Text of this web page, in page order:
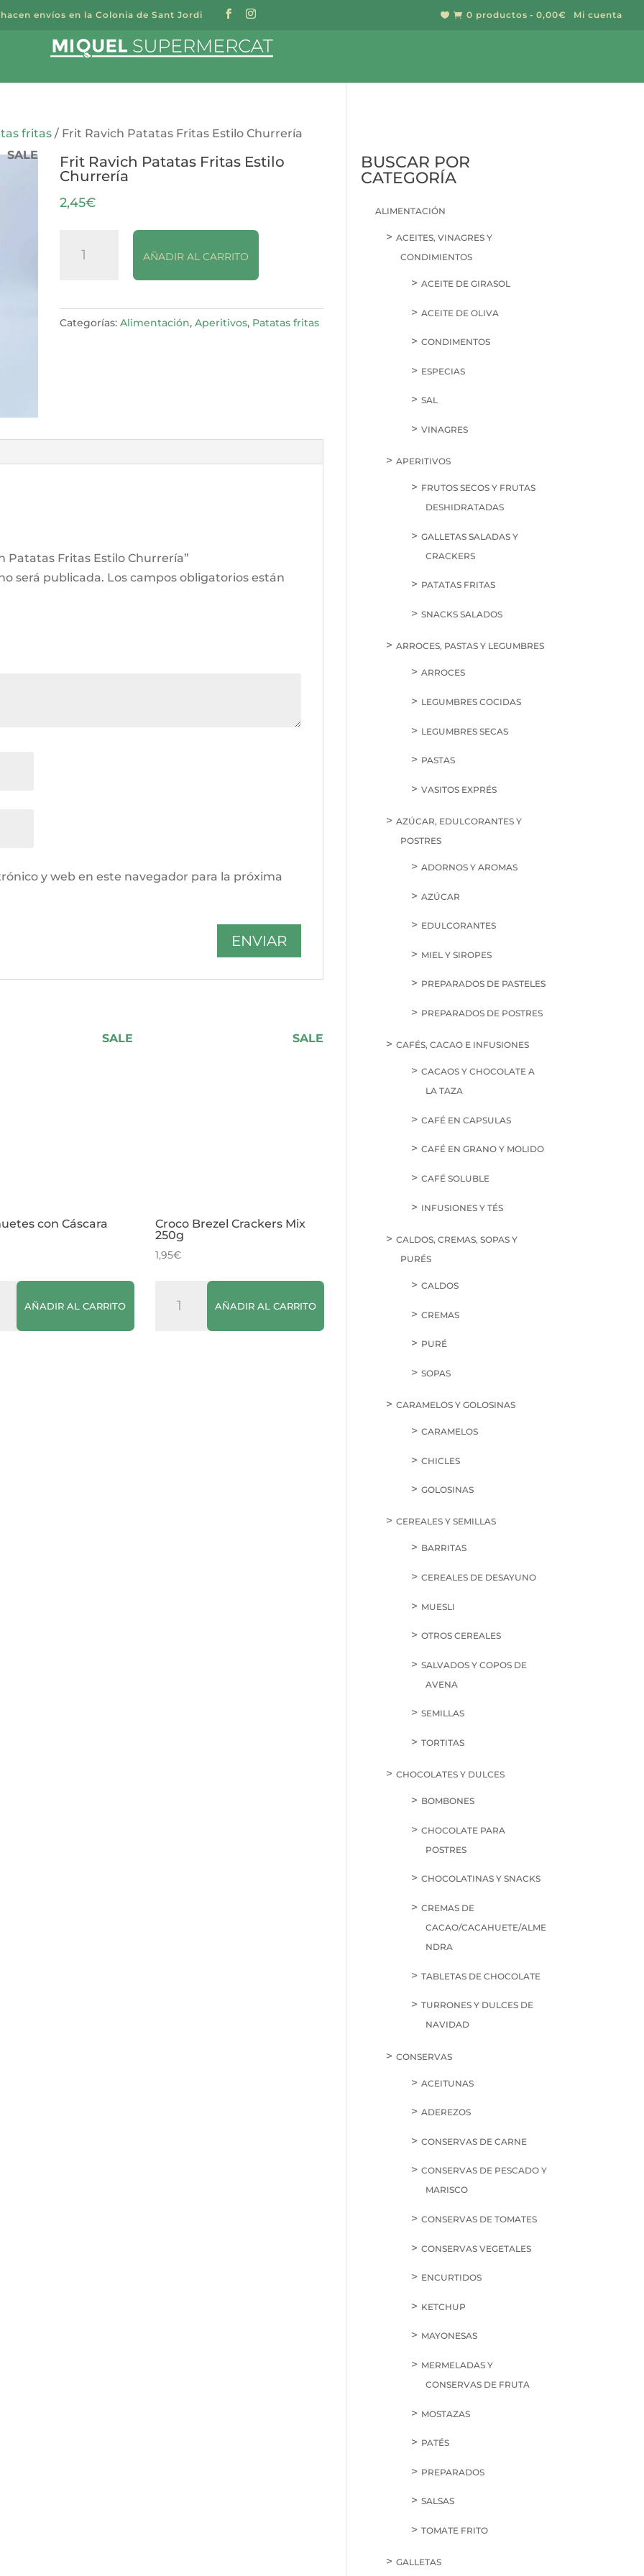
envíos en la Colonia de Sant Jordi Mi cuenta
  0 productos 0,00€
fritas / Frit Ravich Patatas Fritas Estilo Churrería
SALE
Frit Ravich Patatas Fritas Estilo
Churrería
2,45€
Ravich
Estilo
AÑADIR AL CARRITO
Categorías:Alimentación,Aperitivos, Patatas fritas
Patatas Fritas Estilo Churrería”
será publicada. Los campos obligatorios están
y web en este navegador para la próxima
SALE
con Cáscara
AÑADIR AL CARRITO
SALE
Croco Brezel Crackers Mix
250g
1,95€
Brezel
AÑADIR AL CARRITO
BUSCAR POR
CATEGORÍA
ALIMENTACIÓN
ACEITES, VINAGRES Y
CONDIMIENTOS
ACEITE DE GIRASOL
ACEITE DE OLIVA
CONDIMENTOS
ESPECIAS
SAL
VINAGRES
APERITIVOS
FRUTOS SECOS Y FRUTAS
DESHIDRATADAS
GALLETAS SALADAS Y
CRACKERS
PATATAS FRITAS
SNACKS SALADOS
ARROCES, PASTAS Y LEGUMBRES
ARROCES
LEGUMBRES COCIDAS
LEGUMBRES SECAS
PASTAS
VASITOS EXPRÉS
AZÚCAR, EDULCORANTES Y
POSTRES
ADORNOS Y AROMAS
AZÚCAR
EDULCORANTES
MIEL Y SIROPES
PREPARADOS DE PASTELES
PREPARADOS DE POSTRES
CAFÉS, CACAO E INFUSIONES
CACAOS Y CHOCOLATE A
LA TAZA
CAFÉ EN CAPSULAS
CAFÉ EN GRANO Y MOLIDO
CAFÉ SOLUBLE
INFUSIONES Y TÉS
CALDOS, CREMAS, SOPAS Y
PURÉS
CALDOS
CREMAS
PURÉ
SOPAS
CARAMELOS Y GOLOSINAS
CARAMELOS
CHICLES
GOLOSINAS
CEREALES Y SEMILLAS
BARRITAS
CEREALES DE DESAYUNO
MUESLI
OTROS CEREALES
SALVADOS Y COPOS DE
AVENA
SEMILLAS
TORTITAS
CHOCOLATES Y DULCES
BOMBONES
CHOCOLATE PARA
POSTRES
CHOCOLATINAS Y SNACKS
CREMAS DE
CACAO/CACAHUETE/ALME
NDRA
TABLETAS DE CHOCOLATE
TURRONES Y DULCES DE
NAVIDAD
CONSERVAS
ACEITUNAS
ADEREZOS
CONSERVAS DE CARNE
CONSERVAS DE PESCADO Y
MARISCO
CONSERVAS DE TOMATES
CONSERVAS VEGETALES
ENCURTIDOS
KETCHUP
MAYONESAS
MERMELADAS Y
CONSERVAS DE FRUTA
MOSTAZAS
PATÉS
PREPARADOS
SALSAS
TOMATE FRITO
GALLETAS